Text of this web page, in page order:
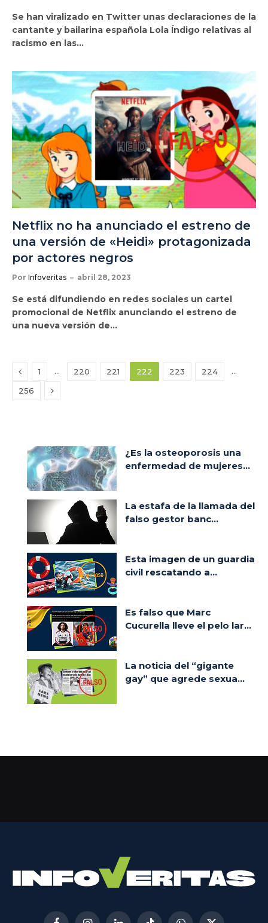
Se han viralizado en Twitter unas declaraciones de la
cantante y bailarina española Lola Índigo relativas al
racismo en las…
Netflix no ha anunciado el estreno de
una versión de «Heidi» protagonizada
por actores negros
Por Infoveritas abril 28, 2023
Se está difundiendo en redes sociales un cartel
promocional de Netflix anunciando el estreno de
una nueva versión de…
Anterior
1 … 220 221 222 223 224 …
256 Siguiente
¿Es la osteoporosis una
enfermedad de mujeres...
La estafa de la llamada del
falso gestor banc...
Esta imagen de un guardia
civil rescatando a...
Es falso que Marc
Cucurella lleve el pelo lar...
La noticia del “gigante
gay” que agrede sexua...